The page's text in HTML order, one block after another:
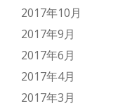
2017年10月
2017年9月
2017年6月
2017年4月
2017年3月